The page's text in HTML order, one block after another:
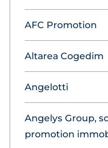
AFC Promotion
Altarea Cogedim
Angelotti
Angelys Group,
promotion